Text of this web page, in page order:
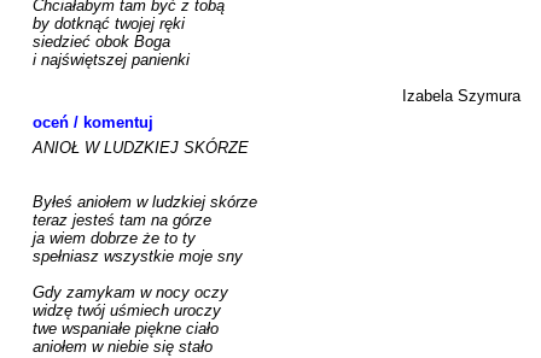
Chciałabym tam być z tobą
by dotknąć twojej ręki
siedzieć obok Boga
i najświętszej panienki
Izabela Szymura
oceń / komentuj
ANIOŁ W LUDZKIEJ SKÓRZE
Byłeś aniołem w ludzkiej skórze
teraz jesteś tam na górze
ja wiem dobrze że to ty
spełniasz wszystkie moje sny
Gdy zamykam w nocy oczy
widzę twój uśmiech uroczy
twe wspaniałe piękne ciało
aniołem w niebie się stało